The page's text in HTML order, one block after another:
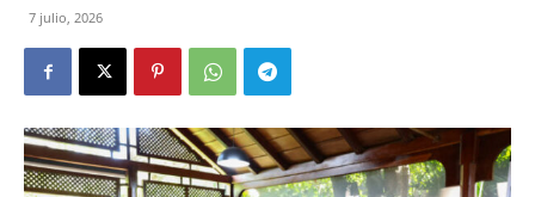
7 julio, 2026